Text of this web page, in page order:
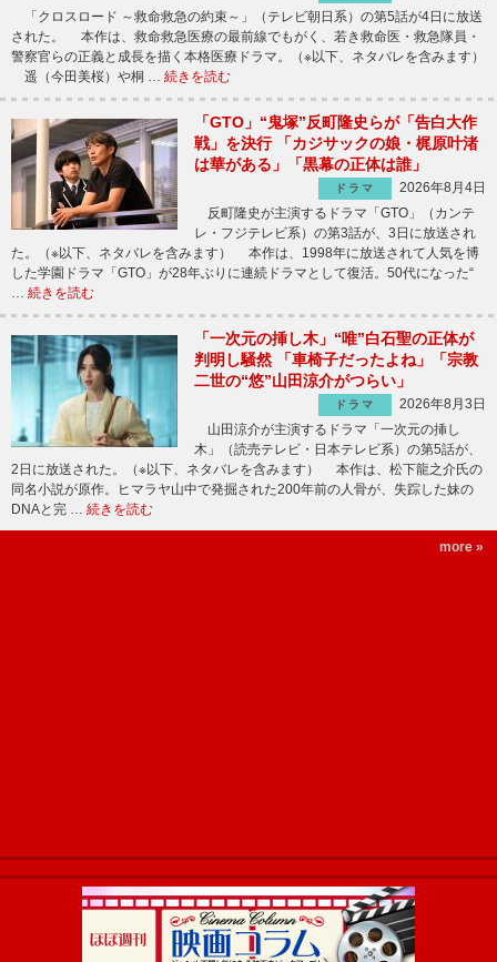
「クロスロード ～救命救急の約束～」（テレビ朝日系）の第5話が4日に放送
された。 本作は、救命救急医療の最前線でもがく、若き救命医・救急隊員・
警察官らの正義と成長を描く本格医療ドラマ。（※以下、ネタバレを含みます）
遥（今田美桜）や桐 … 続きを読む
「GTO」“鬼塚”反町隆史らが「告白大作
戦」を決行 「カジサックの娘・梶原叶渚
は華がある」「黒幕の正体は誰」
ドラマ
2026年8月4日
反町隆史が主演するドラマ「GTO」（カンテ
レ・フジテレビ系）の第3話が、3日に放送され
た。（※以下、ネタバレを含みます） 本作は、1998年に放送されて人気を博
した学園ドラマ「GTO」が28年ぶりに連続ドラマとして復活。50代になった“
… 続きを読む
「一次元の挿し木」“唯”白石聖の正体が
判明し騒然 「車椅子だったよね」「宗教
二世の“悠”山田涼介がつらい」
ドラマ
2026年8月3日
山田涼介が主演するドラマ「一次元の挿し
木」（読売テレビ・日本テレビ系）の第5話が、
2日に放送された。（※以下、ネタバレを含みます） 本作は、松下龍之介氏の
同名小説が原作。ヒマラヤ山中で発掘された200年前の人骨が、失踪した妹の
DNAと完 … 続きを読む
more »